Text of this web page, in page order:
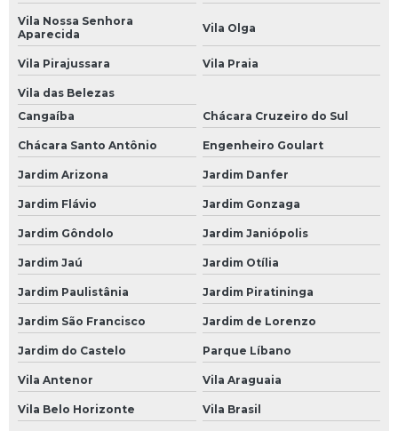
Mecânico de Automóveis
Mecânico de Carros
Oficina Mecânica Automotiva
Oficinas Mecânicas
Oficina de Mecânica
Oficina Mecânica
Oficina Mecânica 24 Horas Automotiva
Oficina Mecânica 24h
Oficina Mecânica Aberta
Oficina Mecânica Aberta Agora
Oficina Mecânica Alinhamento e Balanceamento
Oficina Mecânica Ar Condicionado
Oficina Mecânica Automotiva 24 Horas
Oficina Mecânica Câmbio Automático
Vila Nossa Senhora
Aparecida
Vila Olga
Vila Pirajussara Vila Praia
Vila das Belezas
Cangaíba
Chácara Cruzeiro do Sul
Chácara Santo Antônio Engenheiro Goulart
Jardim Arizona Jardim Danfer
Jardim Flávio Jardim Gonzaga
Jardim Gôndolo Jardim Janiópolis
Jardim Jaú Jardim Otília
Jardim Paulistânia Jardim Piratininga
Jardim São Francisco Jardim de Lorenzo
Jardim do Castelo Parque Líbano
Vila Antenor Vila Araguaia
Vila Belo Horizonte Vila Brasil